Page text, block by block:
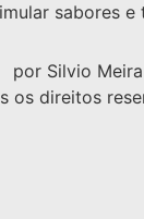
sabores
por Silvio Meira
os direitos